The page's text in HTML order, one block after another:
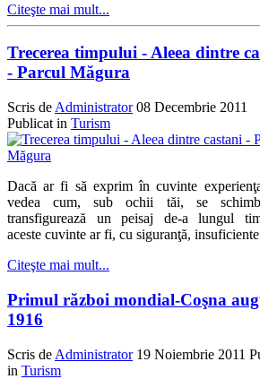
Citeşte mai mult...
Trecerea timpului - Aleea dintre
- Parcul Măgura
Scris de Administrator 08 Decembrie 2011
Publicat in Turism
Dacă ar fi să exprim în cuvinte
vedea cum, sub ochii tăi, se
transfigurează un peisaj de-a lungul
aceste cuvinte ar fi, cu siguranţă,
Citeşte mai mult...
Primul război mondial-Coşna
1916
Scris de Administrator 19 Noiembrie 2011
in Turism